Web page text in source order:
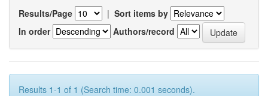
Results/Page | Sort items by
In order
Authors/record
Results 1-1 of 1 (Search time: 0.001 seconds).